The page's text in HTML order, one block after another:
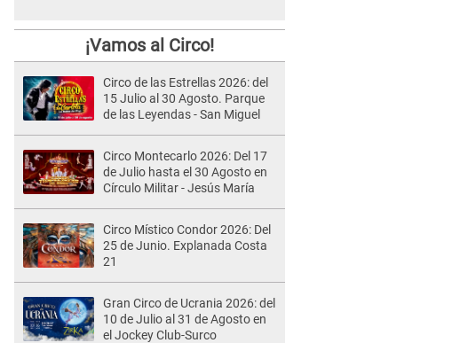
¡Vamos al Circo!
Circo de las Estrellas 2026: del
15 Julio al 30 Agosto. Parque
de las Leyendas - San Miguel
Circo Montecarlo 2026: Del 17
de Julio hasta el 30 Agosto en
Círculo Militar - Jesús María
Circo Místico Condor 2026: Del
25 de Junio. Explanada Costa
21
Gran Circo de Ucrania 2026: del
10 de Julio al 31 de Agosto en
el Jockey Club-Surco